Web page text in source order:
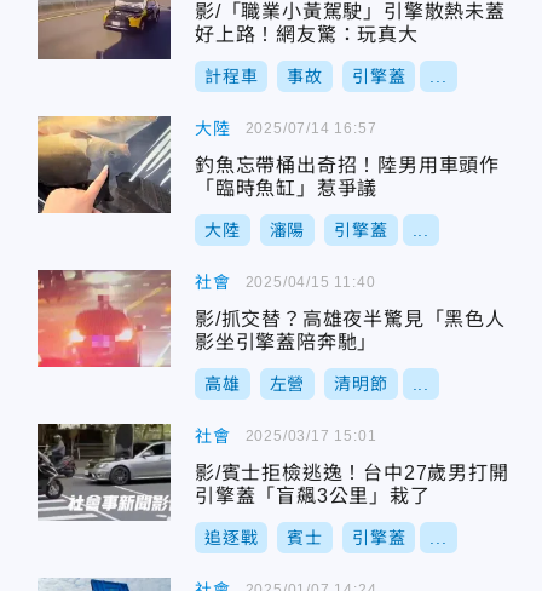
影/「職業小黃駕駛」引擎散熱未蓋
好上路！網友驚：玩真大
計程車 事故 引擎蓋
大陸
釣魚忘帶桶出奇招！陸男用車頭作
「臨時魚缸」惹爭議
大陸 瀋陽 引擎蓋
2025/07/14 16:57
社會
影/抓交替？高雄夜半驚見「黑色人
影坐引擎蓋陪奔馳」
高雄 左營 清明節
2025/04/15 11:40
社會
影/賓士拒檢逃逸！台中27歲男打開
引擎蓋「盲飆3公里」栽了
追逐戰 賓士 引擎蓋
2025/03/17 15:01